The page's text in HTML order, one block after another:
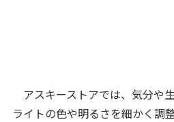
アスキーストアでは、気分や
ライトの色や明るさを細かく調